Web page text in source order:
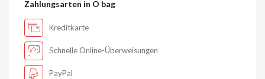
Zahlungsarten in O bag
Kreditkarte
Schnelle Online-Überweisungen
PayPal